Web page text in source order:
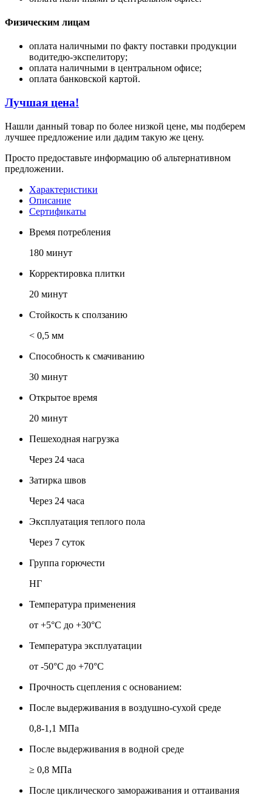
Физическим лицам
оплата наличными по факту поставки продукции
водитедю-экспелитору;
оплата наличными в центральном офисе;
оплата банковской картой.
Лучшая цена!
Нашли данный товар по более низкой цене, мы подберем
лучшее предложение или дадим такую же цену.
Просто предоставьте информацию об альтернативном
предложении.
Характеристики
Описание
Сертификаты
Время потребления
180 минут
Корректировка плитки
20 минут
Стойкость к сползанию
< 0,5 мм
Способность к смачиванию
30 минут
Открытое время
20 минут
Пешеходная нагрузка
Через 24 часа
Затирка швов
Через 24 часа
Эксплуатация теплого пола
Через 7 суток
Группа горючести
НГ
Температура применения
от +5°С до +30°С
Температура эксплуатации
от -50°С до +70°С
Прочность сцепления с основанием:
После выдерживания в воздушно-сухой среде
0,8-1,1 МПа
После выдерживания в водной среде
≥ 0,8 МПа
После циклического замораживания и оттаивания